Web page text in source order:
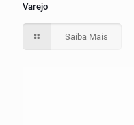
Varejo
Saiba Mais